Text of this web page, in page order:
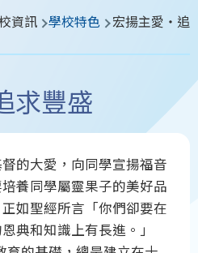
資訊 學校特色 宏揚主愛‧追
求豐盛
的大愛，向同學宣揚福音
養同學屬靈果子的美好品
如聖經所言「你們卻要在
典和知識上有長進。」